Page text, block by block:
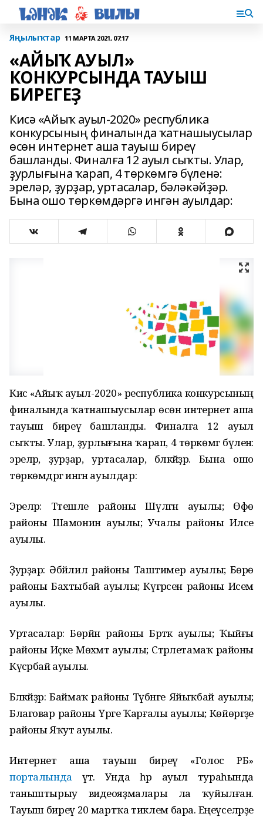
Яңылыҡтар 11 МАРТА 2021, 07:17
«АЙЫҠ АУЫЛ»
КОНКУРСЫНДА ТАУЫШ
БИРЕГЕҘ
Кисә «Айыҡ ауыл-2020» республика
конкурсының финалында ҡатнашыусылар
өсөн интернет аша тауыш биреү
башланды. Финалға 12 ауыл сыҡты. Улар,
ҙурлығына ҡарап, 4 төркөмгә бүленә:
эреләр, ҙурҙар, уртасалар, бәләкәйҙәр.
Бына ошо төркөмдәргә ингән ауылдар:
Кисә «Айыҡ ауыл-2020» республика конкурсының
финалында ҡатнашыусылар өсөн интернет аша
тауыш биреү башланды. Финалға 12 ауыл
сыҡты. Улар, ҙурлығына ҡарап, 4 төркөмгә бүленә:
эреләр, ҙурҙар, уртасалар, бәләкәйҙәр. Бына ошо
төркөмдәргә ингән ауылдар:
Эреләр: Тәтешле районы Шүлгән ауылы; Өфө
районы Шамонин ауылы; Учалы районы Илсе
ауылы.
Ҙурҙар: Әбйәлил районы Таштимер ауылы; Бөрө
районы Бахтыбай ауылы; Күгәрсен районы Исем
ауылы.
Уртасалар: Бөрйән районы Брәтәк ауылы; Ҡыйғы
районы Иҫке Мөхәмәт ауылы; Стәрлетамаҡ районы
Күсәрбай ауылы.
Бәләкәйҙәр: Баймаҡ районы Түбәнге Яйыҡбай ауылы;
Благовар районы Үрге Ҡарғалы ауылы; Көйөргәҙе
районы Яҡут ауылы.
Интернет аша тауыш биреү «Голос РБ»
порталында үтә. Унда һәр ауыл тураһында
таныштырыу видеояҙмалары ла ҡуйылған.
Тауыш биреү 20 мартҡа тиклем бара. Еңеүселәрҙе